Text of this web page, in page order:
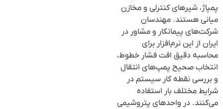
پمپاژ، شیرهای کنترلی و مخازن
میانی هستند. مهندسان
شرکت‌های پیمانکار و مشاور در
ایران از این نرم‌افزار برای
محاسبه دقیق افت فشار خطوط،
انتخاب صحیح پمپ‌های انتقال
و بررسی نقطه کار سیستم در
شرایط مختلف بار استفاده
می‌کنند. در واحدهای پتروشیمی